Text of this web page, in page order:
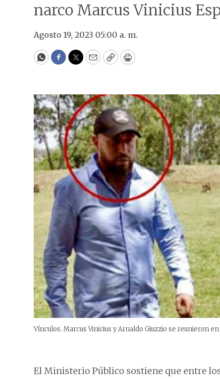
narco Marcus Vinicius
Agosto 19, 2023 05:00 a. m.
WhatsApp
Facebook
Twitter
EmailCopyPrint
Vínculos. Marcus Vinicius y Arnaldo Giuzzio se reunieron
El Ministerio Público sostiene que entre